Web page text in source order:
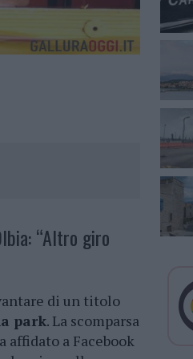
“Altro giro
di un titolo
park. La scomparsa
affidato a Facebook